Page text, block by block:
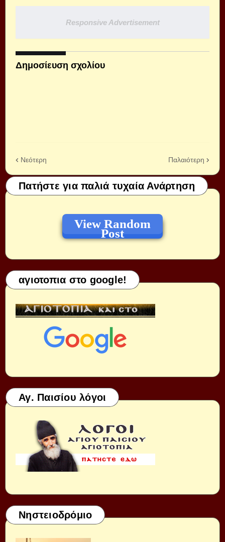
Responsive Advertisement
Δημοσίευση σχολίου
Νεότερη Παλαιότερη
Πατήστε για παλιά τυχαία Ανάρτηση
View Random
Post
αγιοτοπια στο google!
Αγ. Παισίου λόγοι
Νηστειοδρόμιο